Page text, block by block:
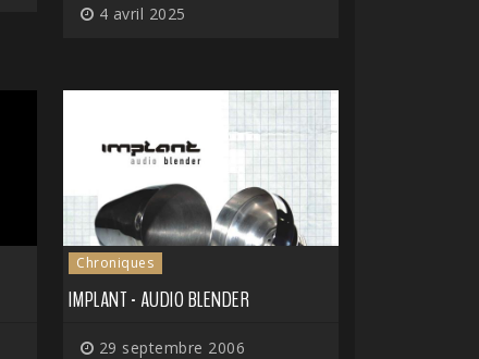
4 avril 2025
Chroniques
IMPLANT - AUDIO BLENDER
29 septembre 2006